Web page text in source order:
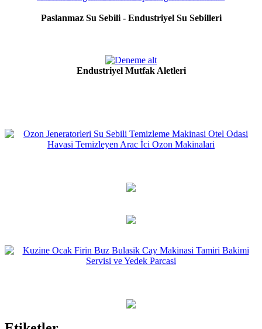
Paslanmaz Su Sebili - Endustriyel Su Sebilleri
Endustriyel Mutfak Aletleri